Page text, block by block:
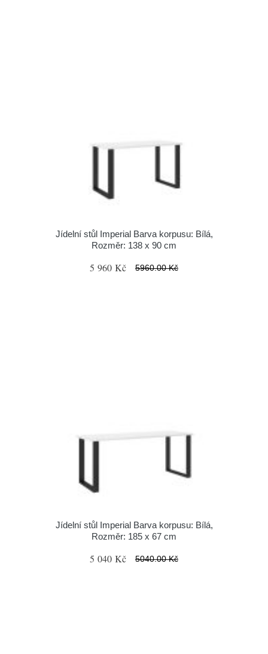
Jídelní stůl Imperial Barva korpusu: Bílá,
Rozměr: 138 x 90 cm
5 960 Kč 5960.00 Kč
Jídelní stůl Imperial Barva korpusu: Bílá,
Rozměr: 185 x 67 cm
5 040 Kč 5040.00 Kč